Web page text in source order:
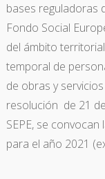
bases reguladoras
Fondo Social
del ámbito
temporal de
de obras y
resolución de 21
SEPE, se
para el año 2021